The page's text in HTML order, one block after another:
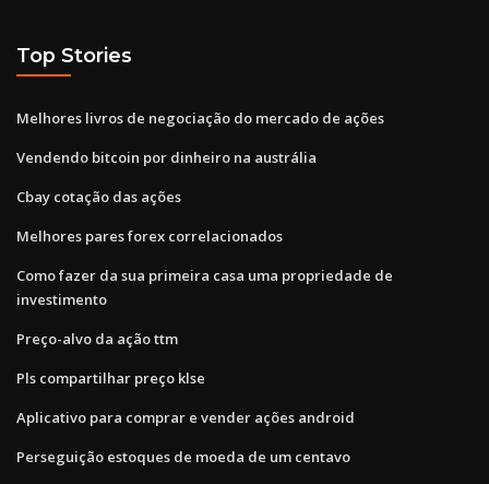
Top Stories
Melhores livros de negociação do mercado de ações
Vendendo bitcoin por dinheiro na austrália
Cbay cotação das ações
Melhores pares forex correlacionados
Como fazer da sua primeira casa uma propriedade de
investimento
Preço-alvo da ação ttm
Pls compartilhar preço klse
Aplicativo para comprar e vender ações android
Perseguição estoques de moeda de um centavo